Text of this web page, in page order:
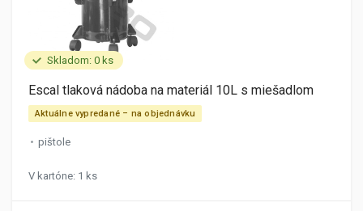
Skladom: 0 ks
Escal tlaková nádoba na materiál 10L s miešadlom
Aktuálne vypredané – na objednávku
pištole
V kartóne: 1 ks